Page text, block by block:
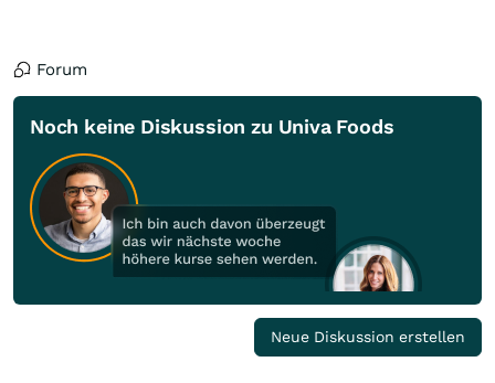
Forum
Noch keine Diskussion zu Univa Foods
Neue Diskussion erstellen